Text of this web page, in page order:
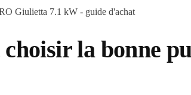
la bonne